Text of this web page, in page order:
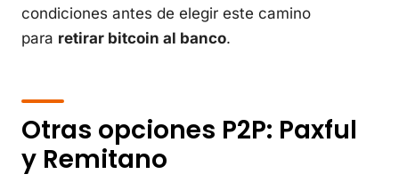
condiciones antes de elegir este camino
para retirar bitcoin al banco.
Otras opciones P2P: Paxful
y Remitano